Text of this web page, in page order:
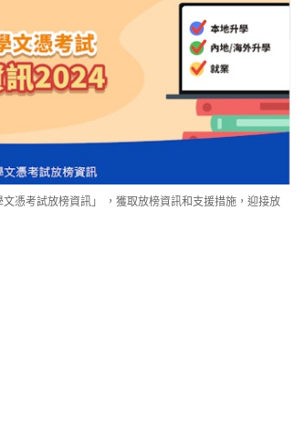
憑考試放榜資訊」 ，獲取放榜資訊和支援措施，迎接放